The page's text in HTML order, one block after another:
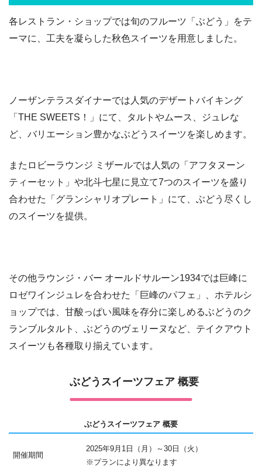
各レストラン・ショップでは旬のフルーツ「ぶどう」をテ
ーマに、工夫を凝らした秋色スイーツを用意しました。
ノーザンテラスダイナーでは人気のデザートバイキング
「THE SWEETS！」にて、タルトやムース、ジュレな
ど、バリエーション豊かなぶどうスイーツを楽しめます。
またロビーラウンジ ミザールでは人気の「アフタヌーン
ティーセット」や北斗七星に見立て7つのスイーツを盛り
合わせた「グランシャリオプレート」にて、ぶどう尽くし
のスイーツを提供。
その他ラウンジ・バー オールドサルーン1934では巨峰に
ロゼワインジュレを合わせた「巨峰のパフェ」、ホテルシ
ョップでは、甘酸っぱい風味を存分に楽しめるぶどうのク
ランブルタルト、ぶどうのヴェリーヌなど、テイクアウト
スイーツも各種取り揃えています。
ぶどうスイーツフェア 概要
ぶどうスイーツフェア 概要
開催期間
2025年9月1日（月）～30日（火）
※プランにより異なります